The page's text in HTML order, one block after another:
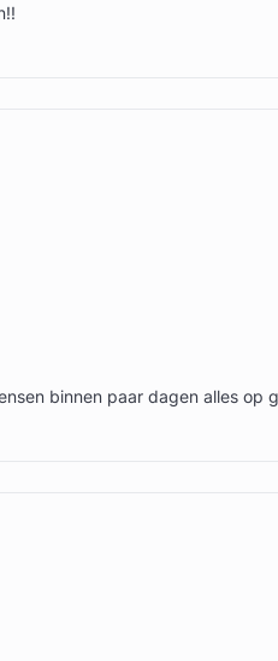
binnen paar dagen alles op